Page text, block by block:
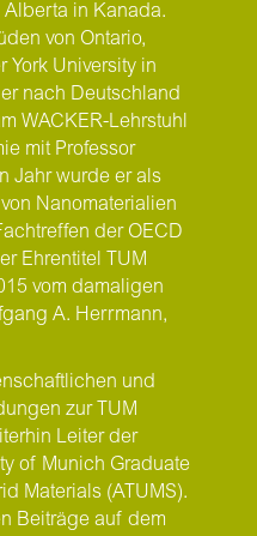
in Kanada.
von Ontario,
York University in
er nach Deutschland
WACKER-Lehrstuhl
mit Professor
Jahr wurde er als
Nanomaterialien
der OECD
Ehrentitel TUM
vom damaligen
A. Herrmann,
und
zur TUM
Leiter der
of Munich Graduate
Materials (ATUMS).
Beiträge auf dem